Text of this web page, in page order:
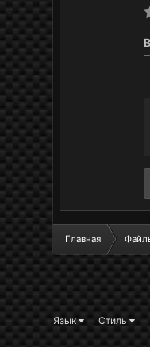
Главная
Язык Стиль